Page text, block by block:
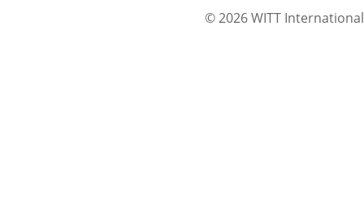
© 2026 WITT International